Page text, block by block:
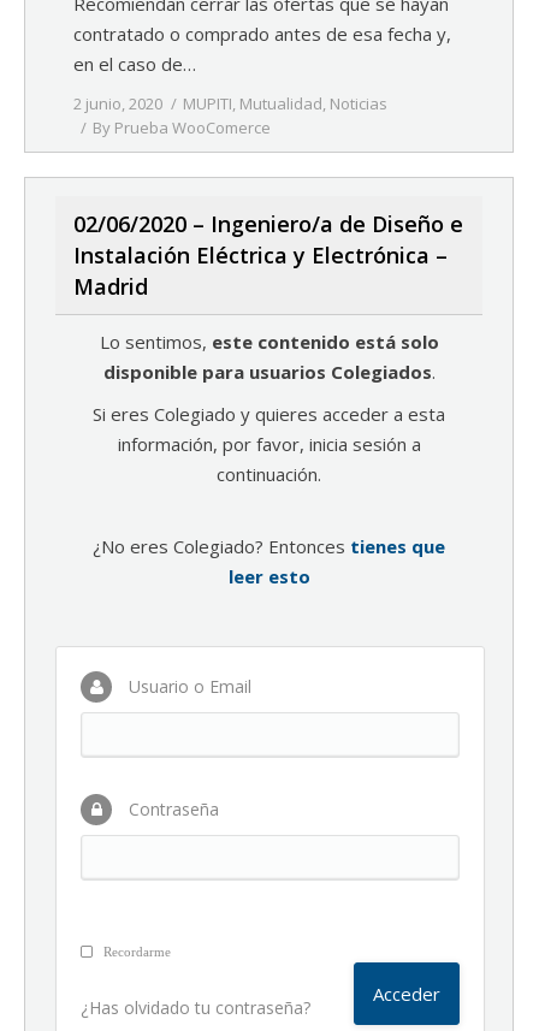
contratado o comprado antes de esa fecha y,
en el caso de…
2 junio, 2020 MUPITI, Mutualidad, Noticias
By Prueba WooComerce
02/06/2020 – Ingeniero/a de Diseño e
Instalación Eléctrica y Electrónica –
Madrid
Lo sentimos, este contenido está solo
disponible para usuarios Colegiados.
Si eres Colegiado y quieres acceder a esta
información, por favor, inicia sesión a
continuación.
¿No eres Colegiado? Entonces tienes que
leer esto
Usuario o Email
Contraseña
Recordarme
¿Has olvidado tu contraseña?